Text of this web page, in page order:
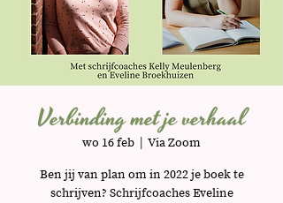
Verbinding met je verhaal
wo 16 feb
Via Zoom
Ben jij van plan om in 2022 je boek te
schrijven? Schrijfcoaches Eveline